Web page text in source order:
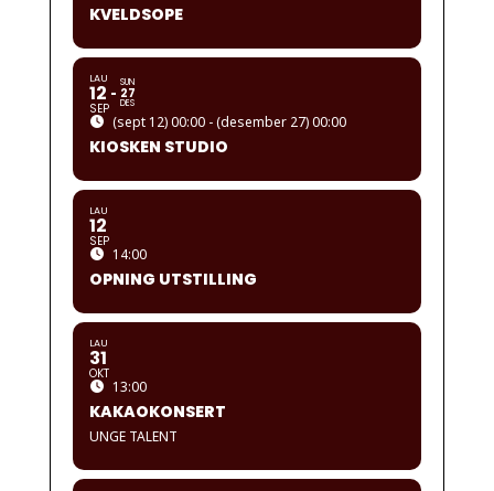
KVELDSOPE
LAU
12
SEP
SUN
27
DES
(sept 12) 00:00 - (desember 27) 00:00
KIOSKEN STUDIO
LAU
12
SEP
14:00
OPNING UTSTILLING
LAU
31
OKT
13:00
KAKAOKONSERT
UNGE TALENT